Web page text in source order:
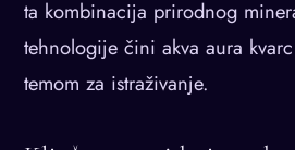
ta kombinacija prirodnog
tehnologije čini akva aura
temom za istraživanje.